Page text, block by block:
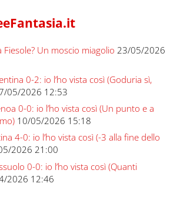
Fiesole? Un moscio miagolio 23/05/2026
0-2: io l’ho vista così (Goduria sì,
05/2026 12:53
0-0: io l’ho vista così (Un punto e a
10/05/2026 15:18
4-0: io l’ho vista così (-3 alla fine dello
2026 21:00
0-0: io l’ho vista così (Quanti
2026 12:46